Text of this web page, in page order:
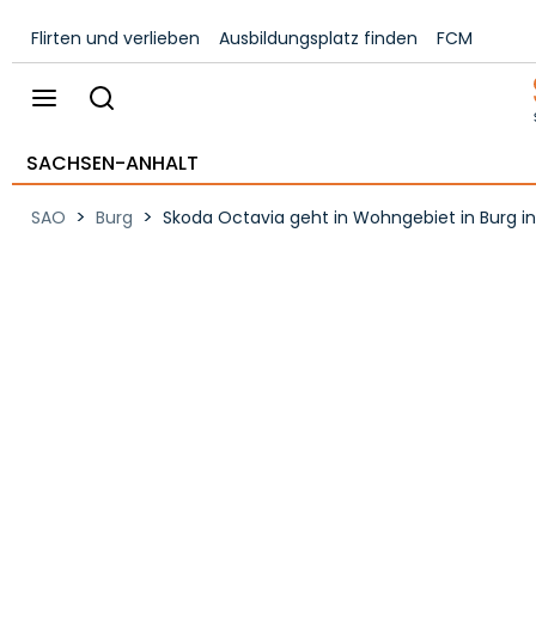
Flirten und verlieben Ausbildungsplatz finden FCM
SACHSEN-ANHALT
SAO > Burg > Skoda Octavia geht in Wohngebiet in Burg